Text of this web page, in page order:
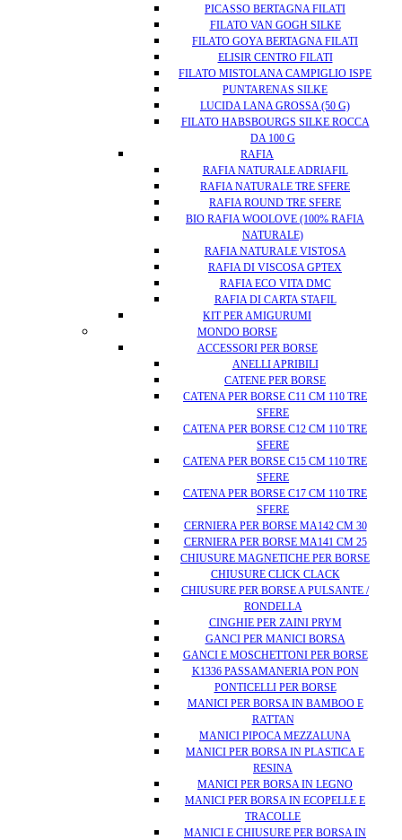
PICASSO BERTAGNA FILATI
FILATO VAN GOGH SILKE
FILATO GOYA BERTAGNA FILATI
ELISIR CENTRO FILATI
FILATO MISTOLANA CAMPIGLIO ISPE
PUNTARENAS SILKE
LUCIDA LANA GROSSA (50 G)
FILATO HABSBOURGS SILKE ROCCA
DA 100 G
RAFIA
RAFIA NATURALE ADRIAFIL
RAFIA NATURALE TRE SFERE
RAFIA ROUND TRE SFERE
BIO RAFIA WOOLOVE (100% RAFIA
NATURALE)
RAFIA NATURALE VISTOSA
RAFIA DI VISCOSA GPTEX
RAFIA ECO VITA DMC
RAFIA DI CARTA STAFIL
KIT PER AMIGURUMI
MONDO BORSE
ACCESSORI PER BORSE
ANELLI APRIBILI
CATENE PER BORSE
CATENA PER BORSE C11 CM 110 TRE
SFERE
CATENA PER BORSE C12 CM 110 TRE
SFERE
CATENA PER BORSE C15 CM 110 TRE
SFERE
CATENA PER BORSE C17 CM 110 TRE
SFERE
CERNIERA PER BORSE MA142 CM 30
CERNIERA PER BORSE MA141 CM 25
CHIUSURE MAGNETICHE PER BORSE
CHIUSURE CLICK CLACK
CHIUSURE PER BORSE A PULSANTE /
RONDELLA
CINGHIE PER ZAINI PRYM
GANCI PER MANICI BORSA
GANCI E MOSCHETTONI PER BORSE
K1336 PASSAMANERIA PON PON
PONTICELLI PER BORSE
MANICI PER BORSA IN BAMBOO E
RATTAN
MANICI PIPOCA MEZZALUNA
MANICI PER BORSA IN PLASTICA E
RESINA
MANICI PER BORSA IN LEGNO
MANICI PER BORSA IN ECOPELLE E
TRACOLLE
MANICI E CHIUSURE PER BORSA IN